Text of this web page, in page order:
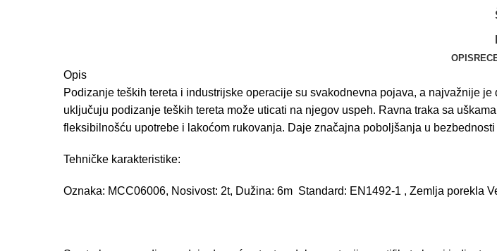
OPIS
Opis
Podizanje teških tereta i industrijske operacije su svakodnevna pojava, a najvažnije
uključuju podizanje teških tereta može uticati na njegov uspeh. Ravna traka sa
fleksibilnošću upotrebe i lakoćom rukovanja. Daje značajna poboljšanja u
Tehničke karakteristike:
Oznaka: MCC06006, Nosivost: 2t, Dužina: 6m Standard: EN1492-1 , Zemlja porekla